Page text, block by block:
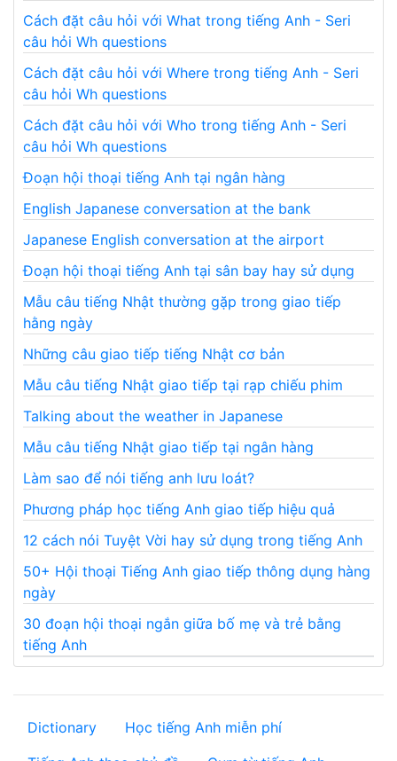
Cách đặt câu hỏi với What trong tiếng Anh - Seri
câu hỏi Wh questions
Cách đặt câu hỏi với Where trong tiếng Anh - Seri
câu hỏi Wh questions
Cách đặt câu hỏi với Who trong tiếng Anh - Seri
câu hỏi Wh questions
Đoạn hội thoại tiếng Anh tại ngân hàng
English Japanese conversation at the bank
Japanese English conversation at the airport
Đoạn hội thoại tiếng Anh tại sân bay hay sử dụng
Mẫu câu tiếng Nhật thường gặp trong giao tiếp
hằng ngày
Những câu giao tiếp tiếng Nhật cơ bản
Mẫu câu tiếng Nhật giao tiếp tại rạp chiếu phim
Talking about the weather in Japanese
Mẫu câu tiếng Nhật giao tiếp tại ngân hàng
Làm sao để nói tiếng anh lưu loát?
Phương pháp học tiếng Anh giao tiếp hiệu quả
12 cách nói Tuyệt Vời hay sử dụng trong tiếng Anh
50+ Hội thoại Tiếng Anh giao tiếp thông dụng hàng
ngày
30 đoạn hội thoại ngắn giữa bố mẹ và trẻ bằng
tiếng Anh
Dictionary
Học tiếng Anh miễn phí